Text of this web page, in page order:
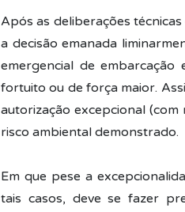
Após as deliberações
a decisão emanada
emergencial de embarcação
fortuito ou de força maior.
autorização excepcional
risco ambiental demonstrado.
Em que pese a
tais casos, deve se fazer